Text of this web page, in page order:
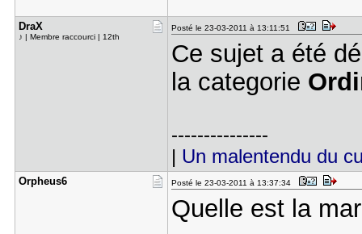
DraX
♪ | Membre raccourci | 12th
Posté le 23-03-2011 à 13:11:51
Ce sujet a été
la categorie
---------------
| Un malentendu du
Orpheus6 Posté le 23-03-2011 à 13:37:34
Quelle est la